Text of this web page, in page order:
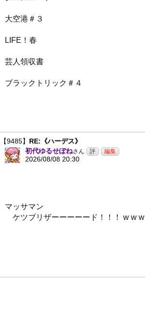
大空港＃３
LIFE！春
芸人領収書
ブラックトリック＃４
【9485】 RE:《ハーデス》
初代ゆるせぽねさん
2026/08/08 20:30
マッサマン
ケツブリザーーーーード！！！ w w w